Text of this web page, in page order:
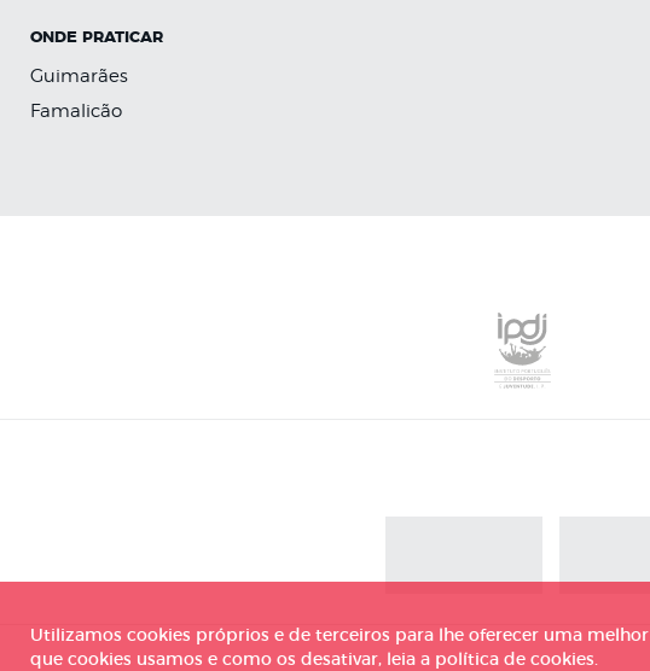
ONDE PRATICAR
Guimarães
Famalicão
Utilizamos cookies próprios e de terceiros para lhe oferecer uma melhor
que cookies usamos e como os desativar, leia a política de cookies.